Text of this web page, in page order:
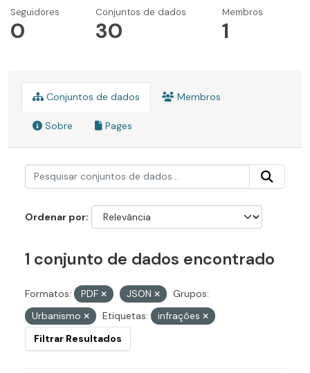
Seguidores
0
Conjuntos de dados
30
Membros
1
Conjuntos de dados Membros
Sobre Pages
Ordenar por
1 conjunto de dados encontrado
Formatos: PDF JSON
Grupos:
Urbanismo
Etiquetas:
infrações
Filtrar Resultados